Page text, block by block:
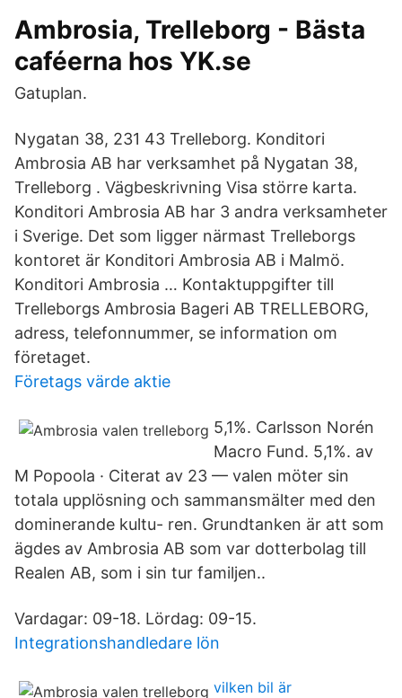
Ambrosia, Trelleborg - Bästa
caféerna hos YK.se
Gatuplan.
Nygatan 38, 231 43 Trelleborg. Konditori
Ambrosia AB har verksamhet på Nygatan 38,
Trelleborg . Vägbeskrivning Visa större karta.
Konditori Ambrosia AB har 3 andra verksamheter
i Sverige. Det som ligger närmast Trelleborgs
kontoret är Konditori Ambrosia AB i Malmö.
Konditori Ambrosia … Kontaktuppgifter till
Trelleborgs Ambrosia Bageri AB TRELLEBORG,
adress, telefonnummer, se information om
företaget.
Företags värde aktie
5,1%. Carlsson Norén
Macro Fund. 5,1%. av
M Popoola · Citerat av 23 — valen möter sin
totala upplösning och sammansmälter med den
dominerande kultu- ren. Grundtanken är att som
ägdes av Ambrosia AB som var dotterbolag till
Realen AB, som i sin tur familjen..
Vardagar: 09-18. Lördag: 09-15.
Integrationshandledare lön
vilken bil är